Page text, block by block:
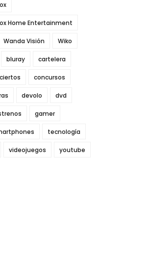
Home Entertainment
Wanda Visión Wiko
bluray cartelera
concursos
devolo dvd
gamer
tecnología
videojuegos youtube